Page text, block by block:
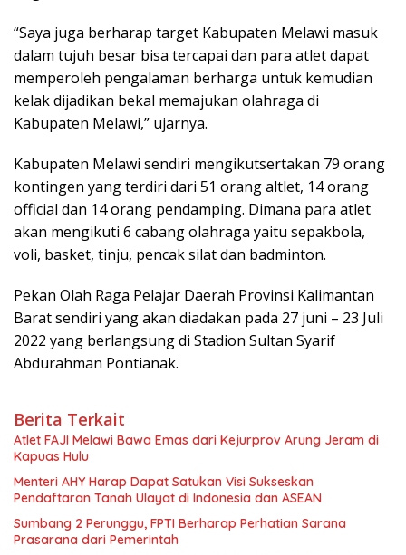
“Saya juga berharap target Kabupaten Melawi masuk
dalam tujuh besar bisa tercapai dan para atlet dapat
memperoleh pengalaman berharga untuk kemudian
kelak dijadikan bekal memajukan olahraga di
Kabupaten Melawi,” ujarnya.
Kabupaten Melawi sendiri mengikutsertakan 79 orang
kontingen yang terdiri dari 51 orang altlet, 14 orang
official dan 14 orang pendamping. Dimana para atlet
akan mengikuti 6 cabang olahraga yaitu sepakbola,
voli, basket, tinju, pencak silat dan badminton.
Pekan Olah Raga Pelajar Daerah Provinsi Kalimantan
Barat sendiri yang akan diadakan pada 27 juni – 23 Juli
2022 yang berlangsung di Stadion Sultan Syarif
Abdurahman Pontianak.
Berita Terkait
Atlet FAJI Melawi Bawa Emas dari Kejurprov Arung Jeram di
Kapuas Hulu
Menteri AHY Harap Dapat Satukan Visi Sukseskan
Pendaftaran Tanah Ulayat di Indonesia dan ASEAN
Sumbang 2 Perunggu, FPTI Berharap Perhatian Sarana
Prasarana dari Pemerintah